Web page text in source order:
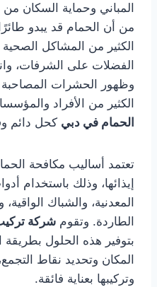
المباني وحماية السكان
من أن الحمام قد يبدو
الكثير من المشاكل
الفضلات على الشرفات،
وظهور الحشرات المصاحبة
الكثير من الأفراد
الحمام في دبي كحل دائم
تعتمد أساليب مكافحة
إيذائها، وذلك باستخدام
المعدنية، والشباك
الطاردة. وتقوم شركة
بتوفير هذه الحلول
المكان وتحديد نقاط
وتركيبها بعناية فائقة.